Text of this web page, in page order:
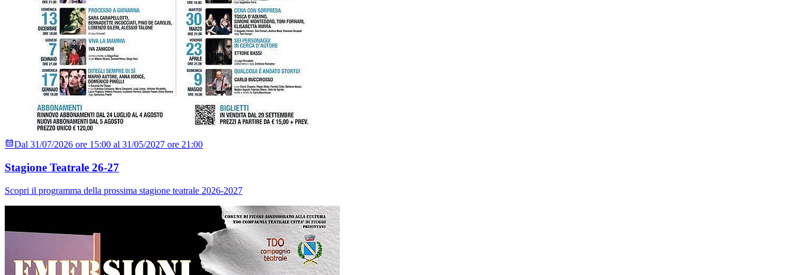
Dal 31/07/2026 ore 15:00 al 31/05/2027 ore 21:00
Stagione Teatrale 26-27
Scopri il programma della prossima stagione teatrale 2026-2027